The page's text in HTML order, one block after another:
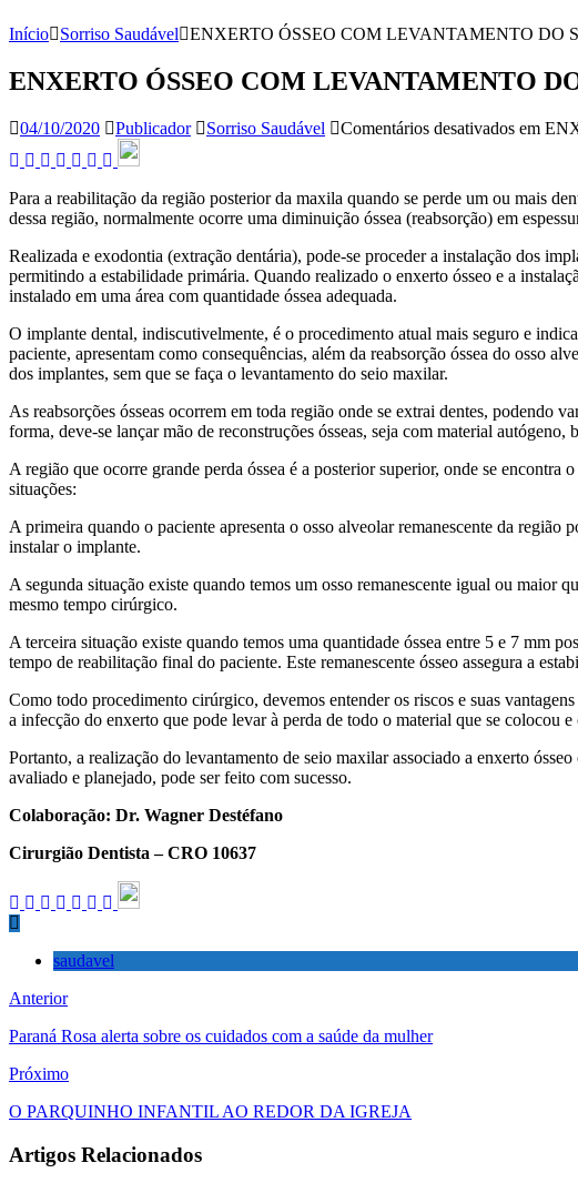
Início Sorriso Saudável ENXERTO ÓSSEO COM LEVANTAMENTO DO
ENXERTO ÓSSEO COM LEVANTAMENTO
04/10/2020 Publicador Sorriso Saudável Comentários desativados em
Para a reabilitação da região posterior da maxila quando se perde um ou mais
dessa região, normalmente ocorre uma diminuição óssea (reabsorção) em
Realizada e exodontia (extração dentária), pode-se proceder a instalação dos
permitindo a estabilidade primária. Quando realizado o enxerto ósseo e a
instalado em uma área com quantidade óssea adequada.
O implante dental, indiscutivelmente, é o procedimento atual mais seguro e
paciente, apresentam como consequências, além da reabsorção óssea do osso
dos implantes, sem que se faça o levantamento do seio maxilar.
As reabsorções ósseas ocorrem em toda região onde se extrai dentes, podendo
forma, deve-se lançar mão de reconstruções ósseas, seja com material autógeno,
A região que ocorre grande perda óssea é a posterior superior, onde se
situações:
A primeira quando o paciente apresenta o osso alveolar remanescente da região
instalar o implante.
A segunda situação existe quando temos um osso remanescente igual ou maior
mesmo tempo cirúrgico.
A terceira situação existe quando temos uma quantidade óssea entre 5 e 7 mm
tempo de reabilitação final do paciente. Este remanescente ósseo assegura a
Como todo procedimento cirúrgico, devemos entender os riscos e suas
a infecção do enxerto que pode levar à perda de todo o material que se colocou
Portanto, a realização do levantamento de seio maxilar associado a enxerto
avaliado e planejado, pode ser feito com sucesso.
Colaboração: Dr. Wagner Destéfano
Cirurgião Dentista – CRO 10637
saudavel
Anterior
Paraná Rosa alerta sobre os cuidados com a saúde da mulher
Próximo
O PARQUINHO INFANTIL AO REDOR DA IGREJA
Artigos Relacionados